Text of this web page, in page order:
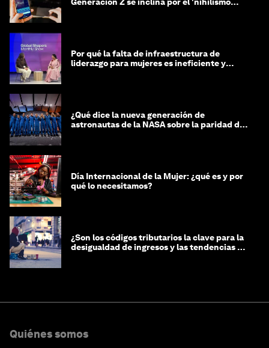
Generación Z se inclina por el 'nihilismo
Por qué la falta de infraestructura de
liderazgo para mujeres es ineficiente y
¿Qué dice la nueva generación de
astronautas de la NASA sobre la paridad de
Día Internacional de la Mujer: ¿qué es y por
qué lo necesitamos?
¿Son los códigos tributarios la clave para la
desigualdad de ingresos y las tendencias de
Quiénes somos